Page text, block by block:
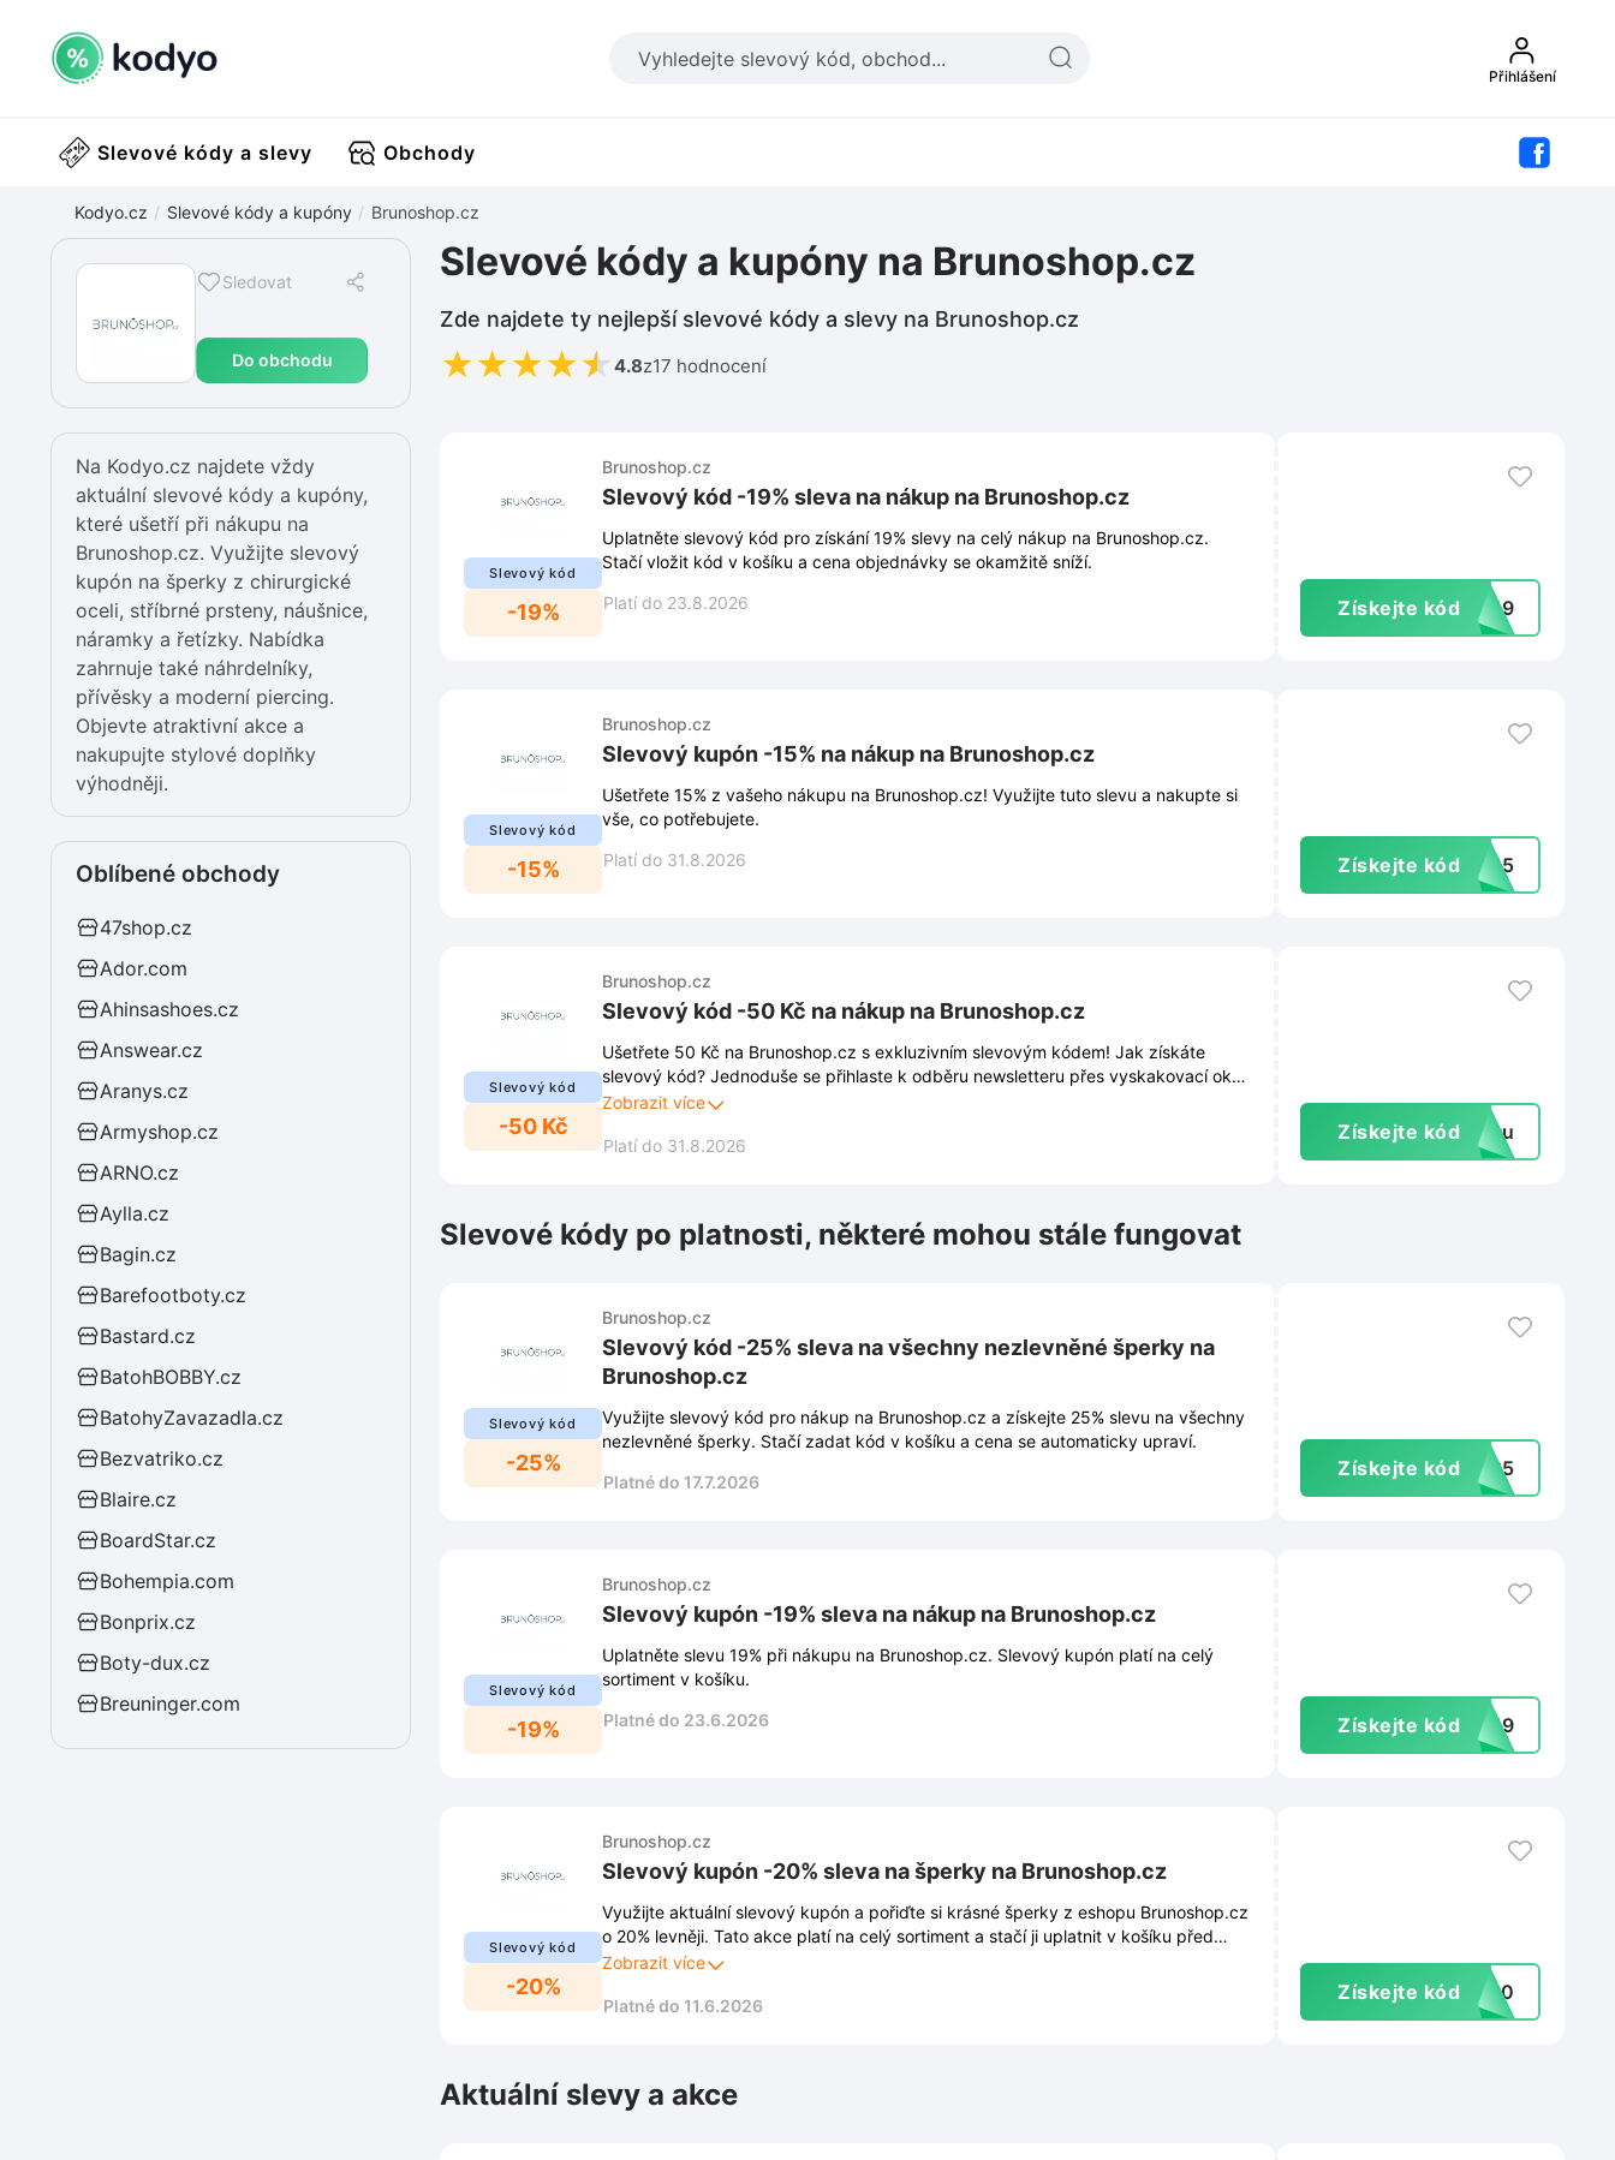
Přihlášení
Slevové kódy a slevy Obchody
Kodyo.cz Slevové kódy a kupóny Brunoshop.cz
Sledovat
Do obchodu
Slevové kódy a kupóny na Brunoshop.cz
Zde najdete ty nejlepší slevové kódy a slevy na Brunoshop.cz
★★★★★ 4.8z17 hodnocení
Na Kodyo.cz najdete vždy
aktuální slevové kódy a kupóny,
které ušetří při nákupu na
Brunoshop.cz. Využijte slevový
kupón na šperky z chirurgické
oceli, stříbrné prsteny, náušnice,
náramky a řetízky. Nabídka
zahrnuje také náhrdelníky,
přívěsky a moderní piercing.
Objevte atraktivní akce a
nakupujte stylové doplňky
výhodněji.
Oblíbené obchody
47shop.cz
Ador.com
Ahinsashoes.cz
Answear.cz
Aranys.cz
Armyshop.cz
ARNO.cz
Aylla.cz
Bagin.cz
Barefootboty.cz
Bastard.cz
BatohBOBBY.cz
BatohyZavazadla.cz
Bezvatriko.cz
Blaire.cz
BoardStar.cz
Bohempia.com
Bonprix.cz
Boty-dux.cz
Breuninger.com
Slevový kód
-19%
Brunoshop.cz
Slevový kód -19% sleva na nákup na Brunoshop.cz
Uplatněte slevový kód pro získání 19% slevy na celý nákup na Brunoshop.cz.
Stačí vložit kód v košíku a cena objednávky se okamžitě sníží.
Platí do 23.8.2026
Získejte kód NI19
Slevový kód
-15%
Brunoshop.cz
Slevový kupón -15% na nákup na Brunoshop.cz
Ušetřete 15% z vašeho nákupu na Brunoshop.cz! Využijte tuto slevu a nakupte si
vše, co potřebujete.
Platí do 31.8.2026
Získejte kód BE15
Slevový kód
-50 Kč
Brunoshop.cz
Slevový kód -50 Kč na nákup na Brunoshop.cz
Ušetřete 50 Kč na Brunoshop.cz s exkluzivním slevovým kódem! Jak získáte
slevový kód? Jednoduše se přihlaste k odběru newsletteru přes vyskakovací okno
na stránce Brunoshop.cz. Kromě slevy získáte i přehled o všech novinkách,
Zobrazit více
Platí do 31.8.2026
Získejte kód extu
Slevové kódy po platnosti, některé mohou stále fungovat
Slevový kód
-25%
Brunoshop.cz
Slevový kód -25% sleva na všechny nezlevněné šperky na
Brunoshop.cz
Využijte slevový kód pro nákup na Brunoshop.cz a získejte 25% slevu na všechny
nezlevněné šperky. Stačí zadat kód v košíku a cena se automaticky upraví.
Platné do 17.7.2026
Získejte kódTO25
Slevový kód
-19%
Brunoshop.cz
Slevový kupón -19% sleva na nákup na Brunoshop.cz
Uplatněte slevu 19% při nákupu na Brunoshop.cz. Slevový kupón platí na celý
sortiment v košíku.
Platné do 23.6.2026
Získejte kód TA19
Slevový kód
-20%
Brunoshop.cz
Slevový kupón -20% sleva na šperky na Brunoshop.cz
Využijte aktuální slevový kupón a pořiďte si krásné šperky z eshopu Brunoshop.cz
o 20% levněji. Tato akce platí na celý sortiment a stačí ji uplatnit v košíku před
dokončením objednávky.
Zobrazit více
Platné do 11.6.2026
Získejte kódNO20
Aktuální slevy a akce